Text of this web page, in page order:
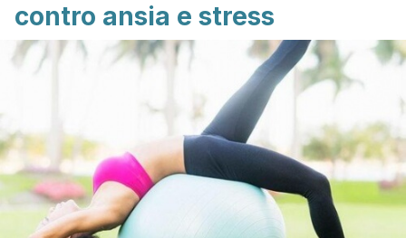
contro ansia e stress